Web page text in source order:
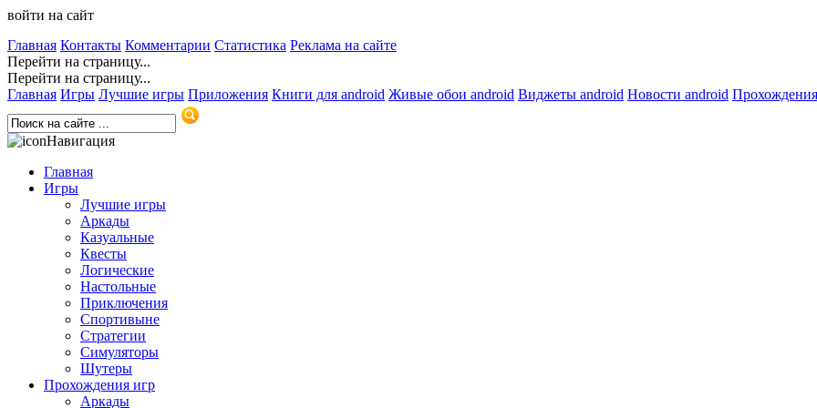
войти на сайт
Главная Контакты Комментарии Статистика Реклама на сайте
Перейти на страницу...
Перейти на страницу...
Главная Игры Лучшие игры Приложения Книги для android Живые обои android Виджеты android Новости android
Навигация
Главная
Игры
Лучшие игры
Аркады
Казуальные
Квесты
Логические
Настольные
Приключения
Спортивыне
Стратегии
Симуляторы
Шутеры
Прохождения игр
Аркады